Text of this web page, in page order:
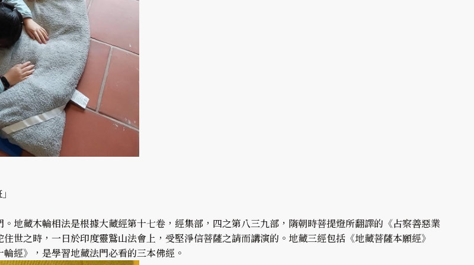
地藏木輪相法是根據大藏經第十七卷，經集部，四之第八三九部，隋朝時菩提燈所翻譯的《占察善惡業
世之時，一日於印度靈鷲山法會上，受堅淨信菩薩之請而講演的。地藏三經包括《地藏菩薩本願經》
經》，是學習地藏法門必看的三本佛經。